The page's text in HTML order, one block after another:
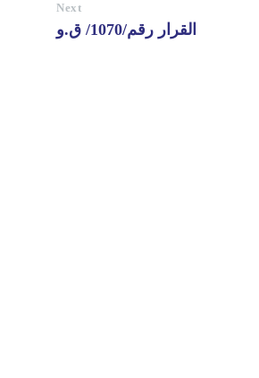
Next
القرار رقم/1070/ ق.و